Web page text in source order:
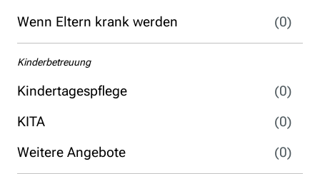
Wenn Eltern krank werden
(0)
Kinderbetreuung
Kindertagespflege
(0)
KITA
(0)
Weitere Angebote
(0)